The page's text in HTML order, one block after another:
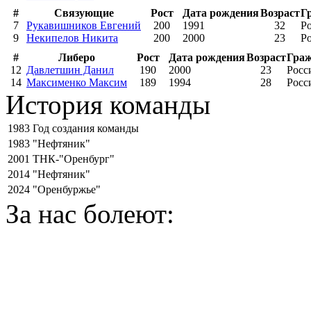
#
Связующие Рост Дата рожденияВозраст
7
Рукавишников Евгений 200 1991 32
9
Некипелов Никита 200 2000 23
#
Либеро Рост Дата рожденияВозраст
12 Давлетшин Данил 190 2000 23
14 Максименко Максим 189 1994 28
История команды
1983 Год создания команды
1983 "Нефтяник"
2001 ТНК-"Оренбург"
2014 "Нефтяник"
2024 "Оренбуржье"
За нас болеют: